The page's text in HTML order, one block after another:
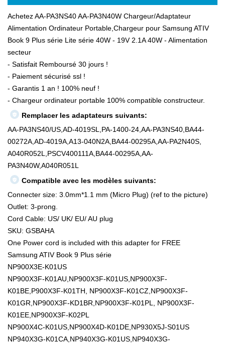
Achetez AA-PA3NS40 AA-PA3N40W Chargeur/Adaptateur
Alimentation Ordinateur Portable,Chargeur pour Samsung ATIV
Book 9 Plus série Lite série 40W - 19V 2.1A 40W - Alimentation
secteur
- Satisfait Remboursé 30 jours !
- Paiement sécurisé ssl !
- Garantis 1 an ! 100% neuf !
- Chargeur ordinateur portable 100% compatible constructeur.
Remplacer les adaptateurs suivants:
AA-PA3NS40/US,AD-4019SL,PA-1400-24,AA-PA3NS40,BA44-
00272A,AD-4019A,A13-040N2A,BA44-00295A,AA-PA2N40S,
A040R052L,PSCV400111A,BA44-00295A,AA-
PA3N40W,A040R051L
Compatible avec les modèles suivants:
Connecter size: 3.0mm*1.1 mm (Micro Plug) (ref to the picture)
Outlet: 3-prong.
Cord Cable: US/ UK/ EU/ AU plug
SKU: GSBAHA
One Power cord is included with this adapter for FREE
Samsung ATIV Book 9 Plus série
NP900X3E-K01US
NP900X3F-K01AU,NP900X3F-K01US,NP900X3F-
K01BE,P900X3F-K01TH, NP900X3F-K01CZ,NP900X3F-
K01GR,NP900X3F-KD1BR,NP900X3F-K01PL, NP900X3F-
K01EE,NP900X3F-K02PL
NP900X4C-K01US,NP900X4D-K01DE,NP930X5J-S01US
NP940X3G-K01CA,NP940X3G-K01US,NP940X3G-